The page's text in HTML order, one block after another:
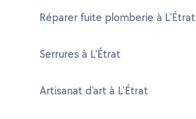
Réparer fuite plomberie à L'Étrat
Serrures à L'Étrat
Artisanat d'art à L'Étrat